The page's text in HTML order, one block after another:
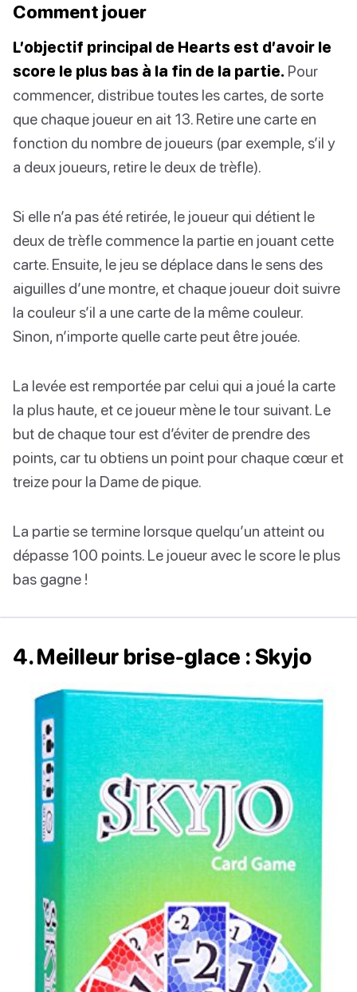
Comment jouer
L’objectif principal de Hearts est d’avoir le
score le plus bas à la fin de la partie. Pour
commencer, distribue toutes les cartes, de sorte
que chaque joueur en ait 13. Retire une carte en
fonction du nombre de joueurs (par exemple, s’il y
a deux joueurs, retire le deux de trèfle).
Si elle n’a pas été retirée, le joueur qui détient le
deux de trèfle commence la partie en jouant cette
carte. Ensuite, le jeu se déplace dans le sens des
aiguilles d’une montre, et chaque joueur doit suivre
la couleur s’il a une carte de la même couleur.
Sinon, n’importe quelle carte peut être jouée.
La levée est remportée par celui qui a joué la carte
la plus haute, et ce joueur mène le tour suivant. Le
but de chaque tour est d’éviter de prendre des
points, car tu obtiens un point pour chaque cœur et
treize pour la Dame de pique.
La partie se termine lorsque quelqu’un atteint ou
dépasse 100 points. Le joueur avec le score le plus
bas gagne !
4. Meilleur brise-glace : Skyjo